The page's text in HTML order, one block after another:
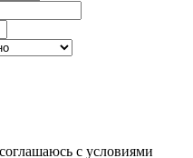
с условиями